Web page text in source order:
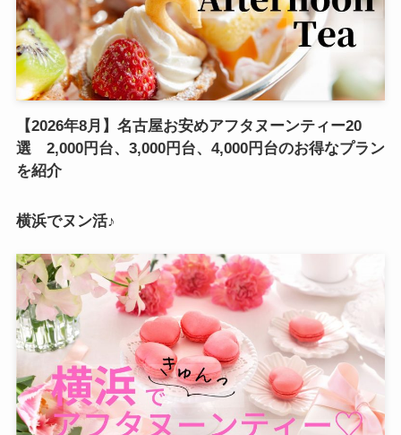
【2026年8月】名古屋お安めアフタヌーンティー20
選 2,000円台、3,000円台、4,000円台のお得なプラン
を紹介
横浜でヌン活♪